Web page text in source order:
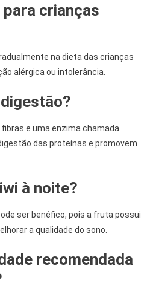
para crianças
na dieta das crianças
alérgica ou intolerância.
e uma enzima chamada
das proteínas e promovem
à noite?
ser benéfico, pois a fruta possui
a qualidade do sono.
recomendada